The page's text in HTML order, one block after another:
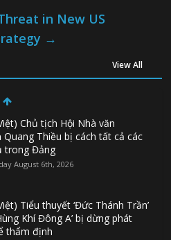
in New US
→
View All
Chủ tịch Hội Nhà văn
Quang Thiều bị cách tất cả các
trong Đảng
August 6th, 2026
Tiểu thuyết ‘Đức Thánh Trần’
Khí Đông A’ bị dừng phát
thẩm định